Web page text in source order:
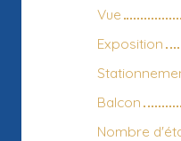
Vue
Exposition
Balcon
Nombre